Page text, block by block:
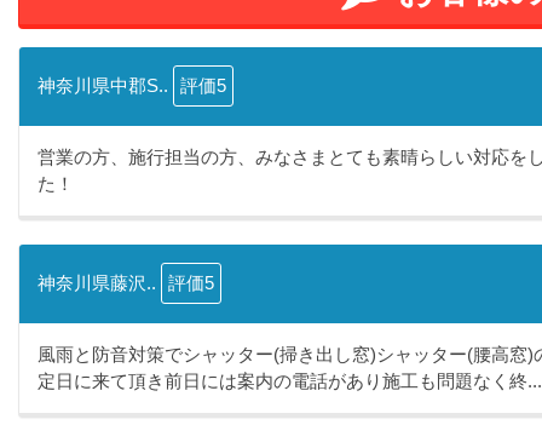
神奈川県中郡S.. 評価5
営業の方、施行担当の方、みなさまとても素晴らしい対応を
た！
神奈川県藤沢.. 評価5
風雨と防音対策でシャッター(掃き出し窓)シャッター(腰高窓
定日に来て頂き前日には案内の電話があり施工も問題なく終...